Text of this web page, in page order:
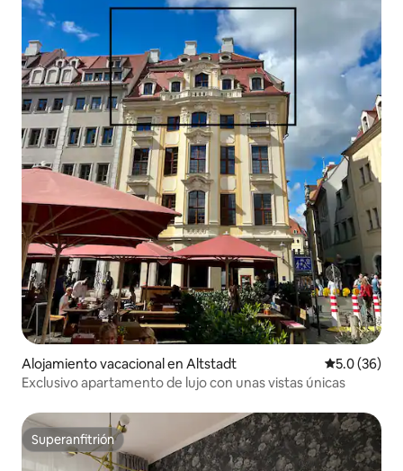
Alojamiento vacacional en Altstadt Calificación
5.0 (36)
Exclusivo apartamento de lujo con unas vistas únicas
Superanfitrión
Superanfitrión